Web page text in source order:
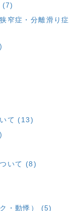
(7)
窄症・分離滑り症
て (13)
いて (8)
・動悸） (5)